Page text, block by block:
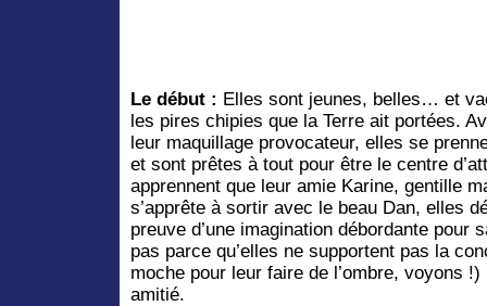
Le début : Elles sont jeunes, belles… et
les pires chipies que la Terre ait portées.
leur maquillage provocateur, elles se
et sont prêtes à tout pour être le centre
apprennent que leur amie Karine, gentille
s’apprête à sortir avec le beau Dan, elles
preuve d’une imagination débordante pour
pas parce qu’elles ne supportent pas la
moche pour leur faire de l’ombre, voyons
amitié.